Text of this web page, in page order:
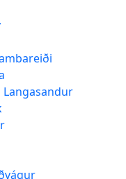
Langasandur